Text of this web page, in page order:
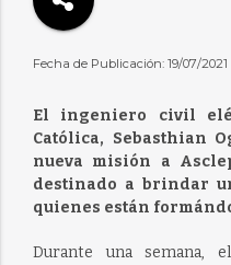
Fecha de Publicación: 19/07/2021
El ingeniero civil
Católica, Sebasthian
nueva misión a
destinado a brindar
quienes están
Durante una semana,